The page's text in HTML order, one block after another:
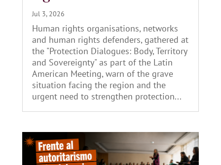
Jul 3, 2026
Human rights organisations, networks
and human rights defenders, gathered at
the "Protection Dialogues: Body, Territory
and Sovereignty" as part of the Latin
American Meeting, warn of the grave
situation facing the region and the
urgent need to strengthen protection...